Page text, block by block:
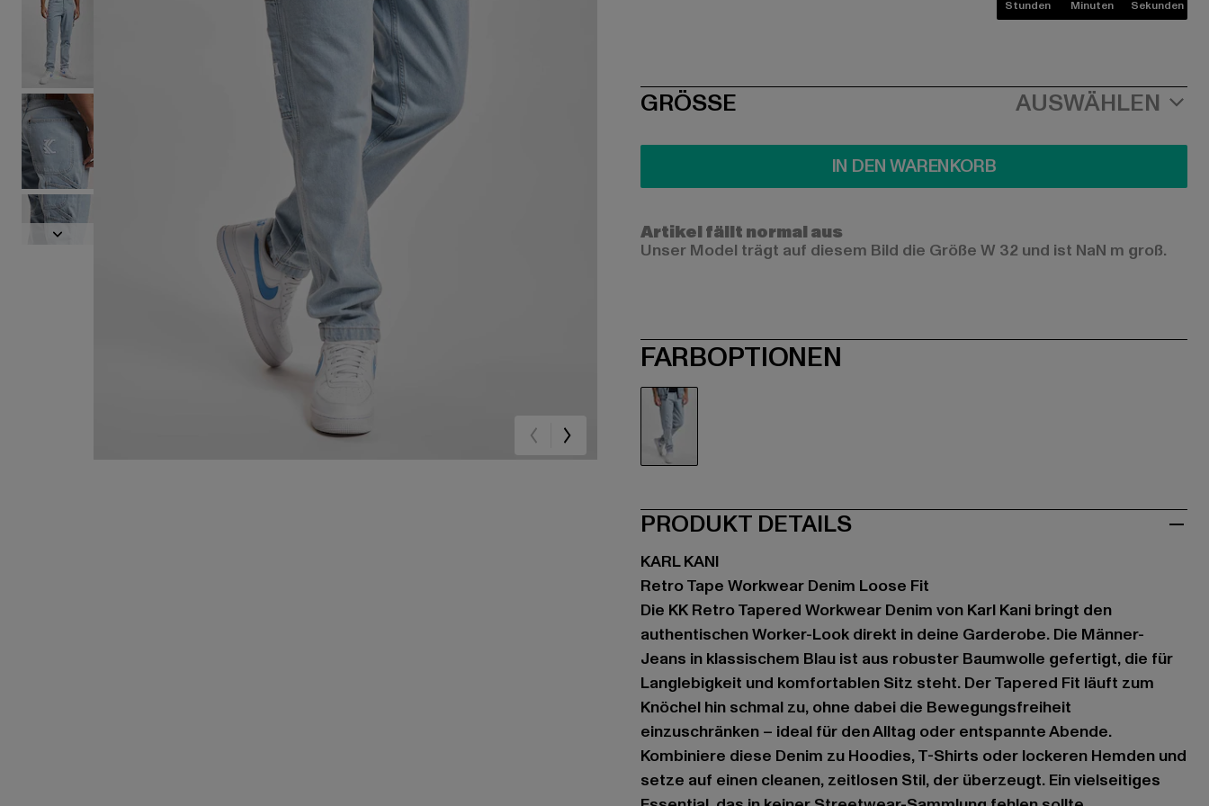
Stunden Minuten Sekunden
SIZE
GRÖSSE AUSWÄHLEN
IN DEN WARENKORB
Artikel fällt normal aus
Unser Model trägt auf diesem Bild die Größe W 32 und ist NaN m groß.
FARBOPTIONEN
PRODUKT DETAILS
KARL KANI
Retro Tape Workwear Denim Loose Fit
Die KK Retro Tapered Workwear Denim von Karl Kani bringt den
authentischen Worker-Look direkt in deine Garderobe. Die Männer-
Jeans in klassischem Blau ist aus robuster Baumwolle gefertigt, die für
Langlebigkeit und komfortablen Sitz steht. Der Tapered Fit läuft zum
Knöchel hin schmal zu, ohne dabei die Bewegungsfreiheit
einzuschränken – ideal für den Alltag oder entspannte Abende.
Kombiniere diese Denim zu Hoodies, T-Shirts oder lockeren Hemden und
setze auf einen cleanen, zeitlosen Stil, der überzeugt. Ein vielseitiges